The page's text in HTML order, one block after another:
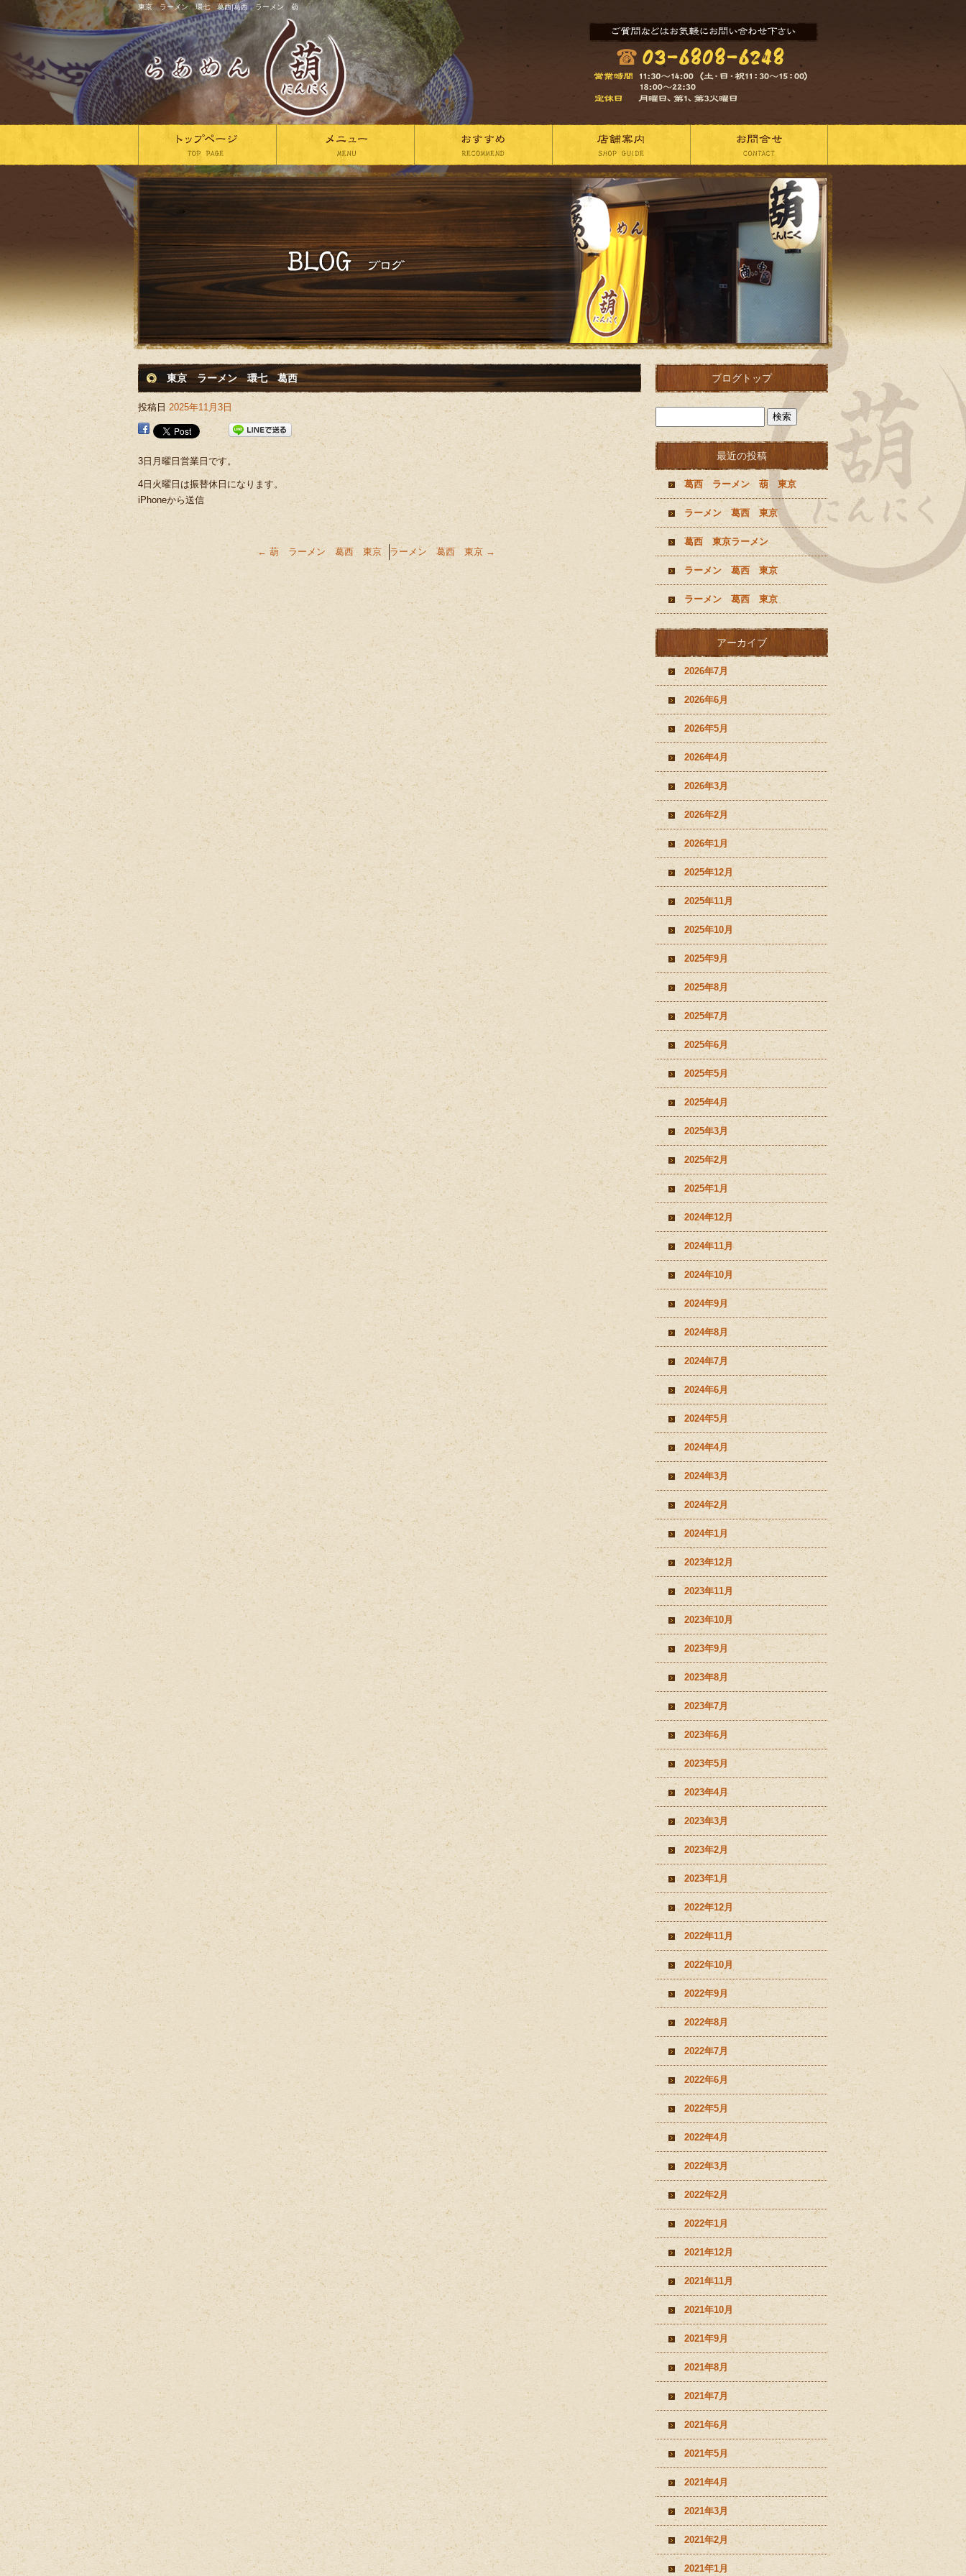
東京 ラーメン 環七 葛西|葛西 ラーメン 葫
東京 ラーメン 環七 葛西
投稿日 2025年11月3日
3日月曜日営業日です。
4日火曜日は振替休日になります。
iPhoneから送信
← 葫 ラーメン 葛西 東京 ラーメン 葛西 東京 →
ブログトップ
最近の投稿
葛西 ラーメン 葫 東京
ラーメン 葛西 東京
葛西 東京ラーメン
ラーメン 葛西 東京
ラーメン 葛西 東京
アーカイブ
2026年7月
2026年6月
2026年5月
2026年4月
2026年3月
2026年2月
2026年1月
2025年12月
2025年11月
2025年10月
2025年9月
2025年8月
2025年7月
2025年6月
2025年5月
2025年4月
2025年3月
2025年2月
2025年1月
2024年12月
2024年11月
2024年10月
2024年9月
2024年8月
2024年7月
2024年6月
2024年5月
2024年4月
2024年3月
2024年2月
2024年1月
2023年12月
2023年11月
2023年10月
2023年9月
2023年8月
2023年7月
2023年6月
2023年5月
2023年4月
2023年3月
2023年2月
2023年1月
2022年12月
2022年11月
2022年10月
2022年9月
2022年8月
2022年7月
2022年6月
2022年5月
2022年4月
2022年3月
2022年2月
2022年1月
2021年12月
2021年11月
2021年10月
2021年9月
2021年8月
2021年7月
2021年6月
2021年5月
2021年4月
2021年3月
2021年2月
2021年1月